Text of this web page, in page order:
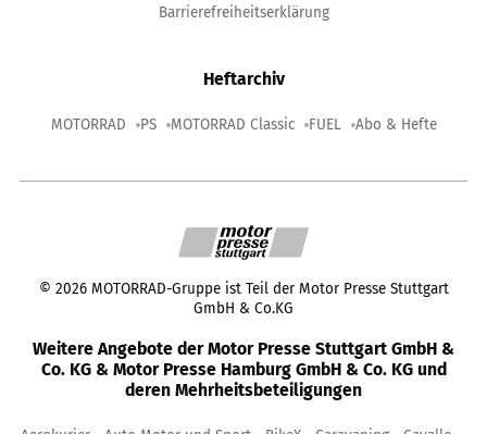
Barrierefreiheitserklärung
Heftarchiv
MOTORRAD PS MOTORRAD Classic FUEL Abo & Hefte
© 2026 MOTORRAD-Gruppe ist Teil der Motor Presse Stuttgart
GmbH & Co.KG
Weitere Angebote der Motor Presse Stuttgart GmbH &
Co. KG & Motor Presse Hamburg GmbH & Co. KG und
deren Mehrheitsbeteiligungen